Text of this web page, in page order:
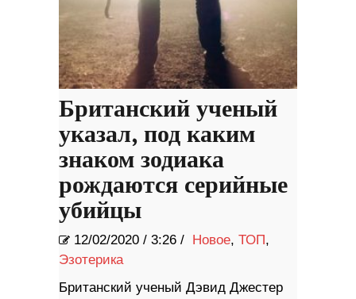
Британский ученый
указал, под каким
знаком зодиака
рождаются серийные
убийцы
12/02/2020 / 3:26 / Новое, ТОП,
Эзотерика
Британский ученый Дэвид Джестер